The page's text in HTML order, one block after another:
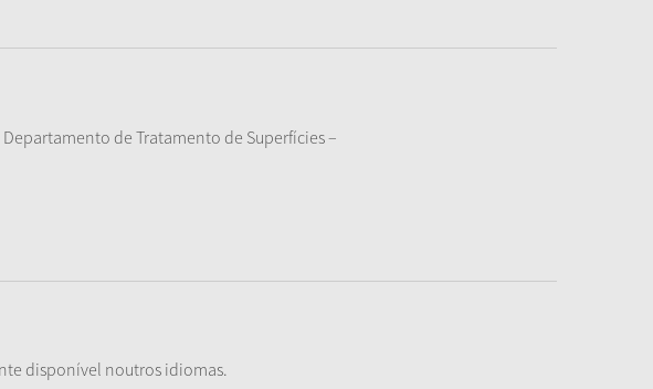
de Tratamento de Superfícies –
disponível noutros idiomas.